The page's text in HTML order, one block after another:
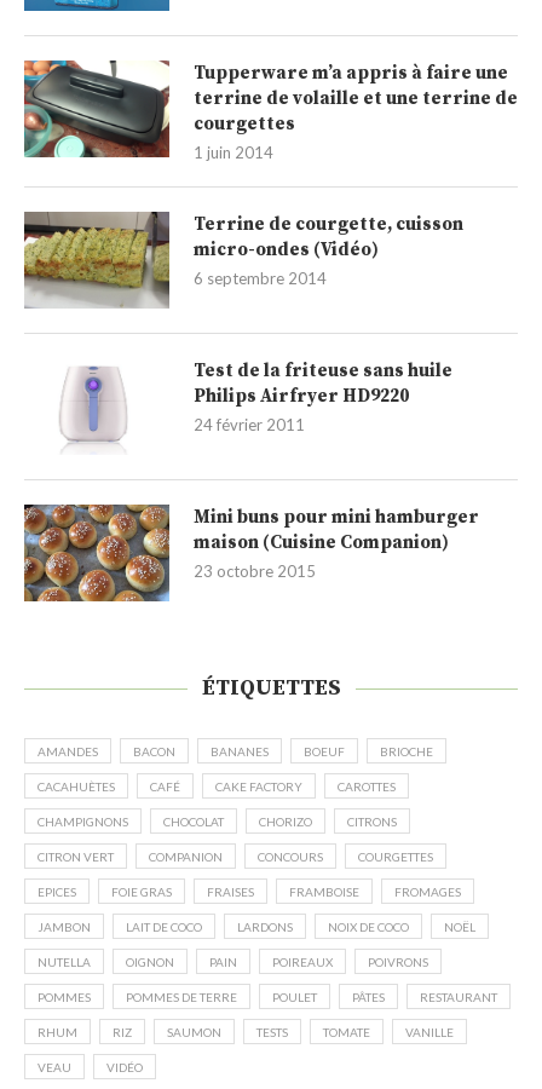
Tupperware m’a appris à faire une
terrine de volaille et une terrine de
courgettes
1 juin 2014
Terrine de courgette, cuisson
micro-ondes (Vidéo)
6 septembre 2014
Test de la friteuse sans huile
Philips Airfryer HD9220
24 février 2011
Mini buns pour mini hamburger
maison (Cuisine Companion)
23 octobre 2015
ÉTIQUETTES
AMANDES BACON BANANES BOEUF BRIOCHE
CACAHUÈTES CAFÉ CAKE FACTORY CAROTTES
CHAMPIGNONS CHOCOLAT CHORIZO CITRONS
CITRON VERT COMPANION CONCOURS COURGETTES
EPICES FOIE GRAS FRAISES FRAMBOISE FROMAGES
JAMBON LAIT DE COCO LARDONS NOIX DE COCO NOËL
NUTELLA OIGNON PAIN POIREAUX POIVRONS
POMMES POMMES DE TERRE POULET PÂTES RESTAURANT
RHUM RIZ SAUMON TESTS TOMATE VANILLE
VEAU VIDÉO